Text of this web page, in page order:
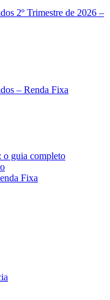
2º Trimestre de 2026 –
– Renda Fixa
o guia completo
Fixa